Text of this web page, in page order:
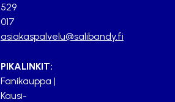
529
017
asiakaspalvelu@salibandy.fi
PIKALINKIT:
Fanikauppa |
Kausi-